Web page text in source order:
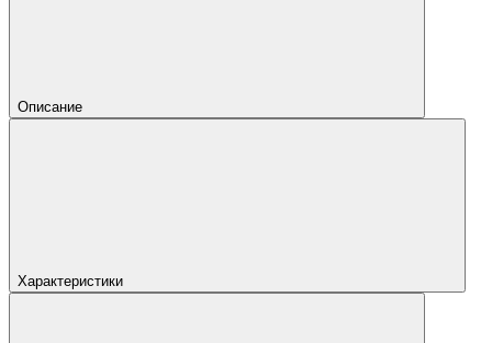
Описание
Характеристики